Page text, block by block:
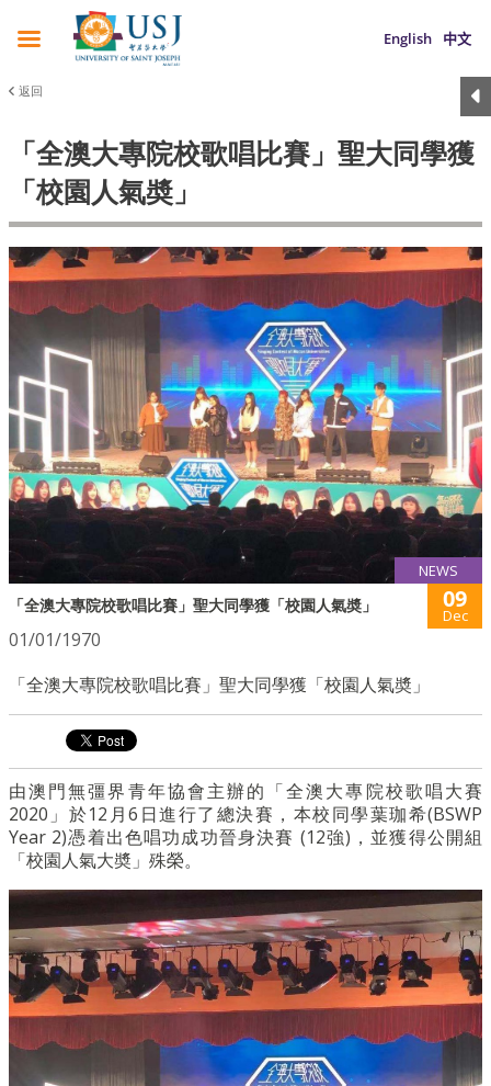
English 中文
返回
「全澳大專院校歌唱比賽」聖大同學獲
「校園人氣奬」
NEWS
「全澳大專院校歌唱比賽」聖大同學獲「校園人氣奬」 09
Dec
01/01/1970
「全澳大專院校歌唱比賽」聖大同學獲「校園人氣奬」
由澳門無彊界青年協會主辦的「全澳大專院校歌唱大賽
2020」於12月6日進行了總決賽，本校同學葉珈希(BSWP
Year 2)憑着出色唱功成功晉身決賽 (12強)，並獲得公開組
「校園人氣大奬」殊榮。